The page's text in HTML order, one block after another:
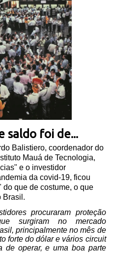
saldo foi de...
Balistiero, coordenador do
Mauá de Tecnologia,
e o investidor
da covid-19, ficou
que de costume, o que
Brasil.
procuraram proteção
surgiram no mercado
principalmente no mês de
forte do dólar e vários circuit
de operar, e uma boa parte